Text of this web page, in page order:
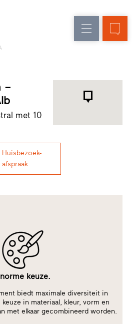
–
met 10
Huisbezoek-
afspraak
keuze.
biedt maximale diversiteit in
in materiaal, kleur, vorm en
met elkaar gecombineerd worden.